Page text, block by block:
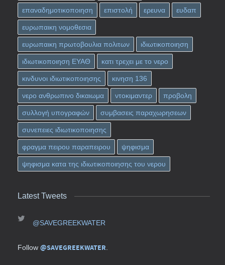
επαναδημοτικοποιηση επιστολή ερευνα ευδαπ
ευρωπαικη νομοθεσια
ευρωπαικη πρωτοβουλια πολιτων ιδιωτικοποιηση
ιδιωτικοποιηση ΕΥΑΘ κατι τρεχει με το νερο
κινδυνοι ιδιωτικοποιησης κινηση 136
νερο ανθρωπινο δικαιωμα ντοκιμαντερ προβολη
συλλογή υπογραφών συμβασεις παραχωρησεων
συνεπειες ιδιωτικοποιησης
φραγμα πειρου παραπειρου ψηφισμα
ψηφισμα κατα της ιδιωτικοποιησης του νερου
Latest Tweets
@SAVEGREEKWATER
Follow @SAVEGREEKWATER.